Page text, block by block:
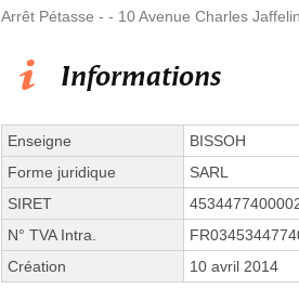
Arrêt Pétasse - - 10 Avenue Charles Jaffelin
Informations
Enseigne
BISSOH
Forme juridique
SARL
SIRET
N° TVA Intra.
Création
10 avril 2014